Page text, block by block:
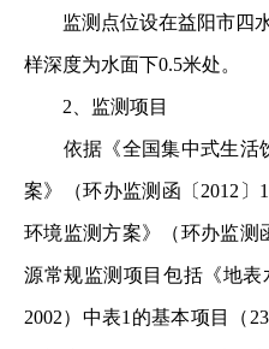
监测点位设在益阳市四水
样深度为水面下0.5米处。
2、监测项目
依据《全国集中式生活
案》（环办监测函〔2012〕
环境监测方案》（环办监测
源常规监测项目包括《地表
2002）中表1的基本项目（